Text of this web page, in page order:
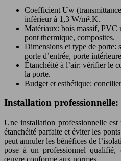
Coefficient Uw
inférieur à 1,3 W/m².K.
Matériaux: bois massif, PVC
pont thermique, composites.
Dimensions et type de porte:
porte d’entrée, porte
Étanchéité à l’air: vérifier le
la porte.
Budget et esthétique:
Installation professionnelle:
Une installation professionnelle
étanchéité parfaite et éviter les
peut annuler les bénéfices de
pose à un professionnel qualifié,